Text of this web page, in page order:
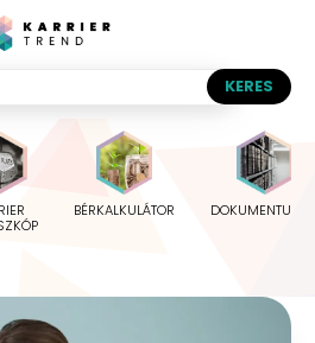
BÉRKALKULÁTOR